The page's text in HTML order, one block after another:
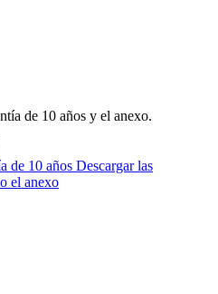
de 10 años y el anexo.
de 10 años Descargar las
el anexo